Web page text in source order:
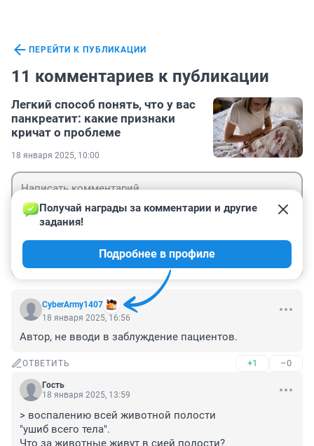
ПЕРЕЙТИ К ПУБЛИКАЦИИ
11 комментариев к публикации
Легкий способ понять, что у вас
панкреатит: какие признаки
кричат о проблеме
18 января 2025, 10:00
CyberArmy1407
Получай награды за комментарии и другие
задания!
Подробнее в профиле
18 января 2025, 16:56
Автор, не вводи в заблуждение пациентов.
ОТВЕТИТЬ +1 –0
Гость
18 января 2025, 13:59
> воспалению всей животной полости
"ушиб всего тела".
Что за животные живут в сией полости?